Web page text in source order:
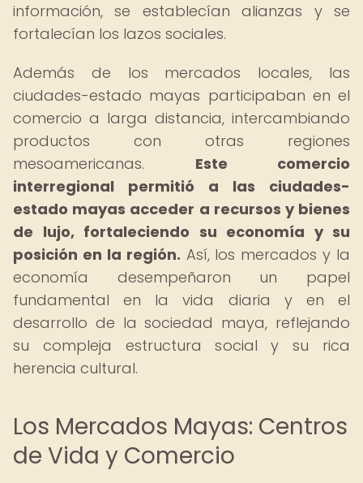
información, se establecían alianzas y se
fortalecían los lazos sociales.
Además de los mercados locales, las
ciudades-estado mayas participaban en el
comercio a larga distancia, intercambiando
productos con otras regiones
mesoamericanas. Este comercio
interregional permitió a las ciudades-
estado mayas acceder a recursos y bienes
de lujo, fortaleciendo su economía y su
posición en la región. Así, los mercados y la
economía desempeñaron un papel
fundamental en la vida diaria y en el
desarrollo de la sociedad maya, reflejando
su compleja estructura social y su rica
herencia cultural.
Los Mercados Mayas: Centros
de Vida y Comercio